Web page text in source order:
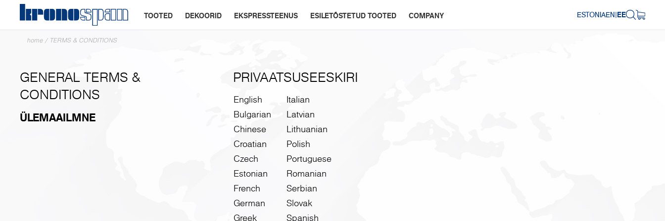
TOOTED DEKOORID EKSPRESSTEENUS ESILETÕSTETUD TOOTED COMPANY ESTONIAEN|EE
home / TERMS & CONDITIONS
GENERAL TERMS &
CONDITIONS
ÜLEMAAILMNE
PRIVAATSUSEESKIRI
English
Bulgarian
Chinese
Croatian
Czech
Estonian
French
German
Greek
Italian
Latvian
Lithuanian
Polish
Portuguese
Romanian
Serbian
Slovak
Spanish